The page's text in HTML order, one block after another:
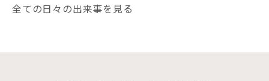
全ての日々の出来事を見る